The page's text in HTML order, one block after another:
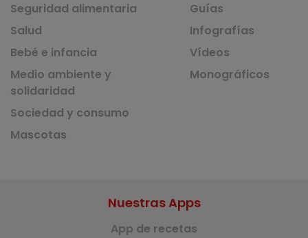
Seguridad alimentaria
Salud
Bebé e infancia
Medio ambiente y
solidaridad
Sociedad y consumo
Mascotas
Guías
Infografías
Vídeos
Monográficos
Nuestras Apps
App de recetas